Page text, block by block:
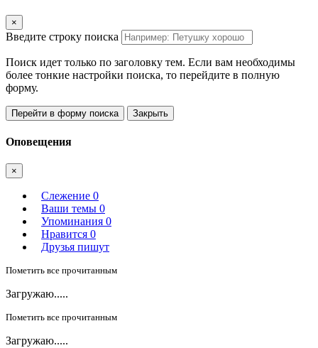
×
Введите строку поиска
Поиск идет только по заголовку тем. Если вам необходимы
более тонкие настройки поиска, то перейдите в полную
форму.
Перейти в форму поиска Закрыть
Оповещения
×
Слежение 0
Ваши темы 0
Упоминания 0
Нравится 0
Друзья пишут
Пометить все прочитанным
Загружаю.....
Пометить все прочитанным
Загружаю.....